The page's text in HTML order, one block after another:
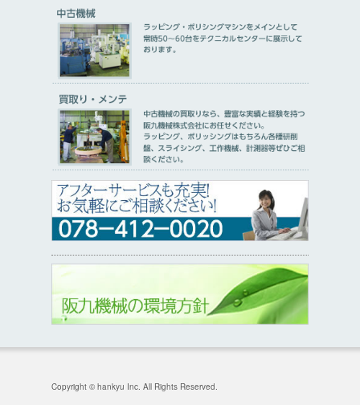
Copyright © hankyu Inc. All Rights Reserved.